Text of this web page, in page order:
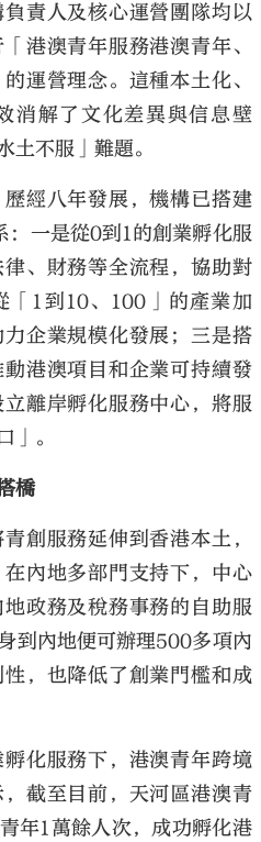
責人及核心運營團隊均以
港澳青年服務港澳青年、
運營理念。這種本土化、
消解了文化差異與信息壁
土不服」難題。
經八年發展，機構已搭建
：一是從0到1的創業孵化服
、財務等全流程，協助對
「1到10、100」的產業加
企業規模化發展；三是搭
港澳項目和企業可持續發
離岸孵化服務中心，將服
」。
橋
創服務延伸到香港本土，
內地多部門支持下，中心
政務及稅務事務的自助服
到內地便可辦理500多項內
，也降低了創業門檻和成
化服務下，港澳青年跨境
截至目前，天河區港澳青
年1萬餘人次，成功孵化港